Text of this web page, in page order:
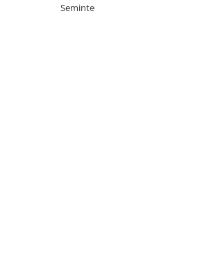
Seminte